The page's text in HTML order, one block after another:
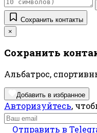
Сохранить контакты
×
Сохранить
Альбатрос,
Добавить в избранное
Авторизуйтесь,
Отправить в